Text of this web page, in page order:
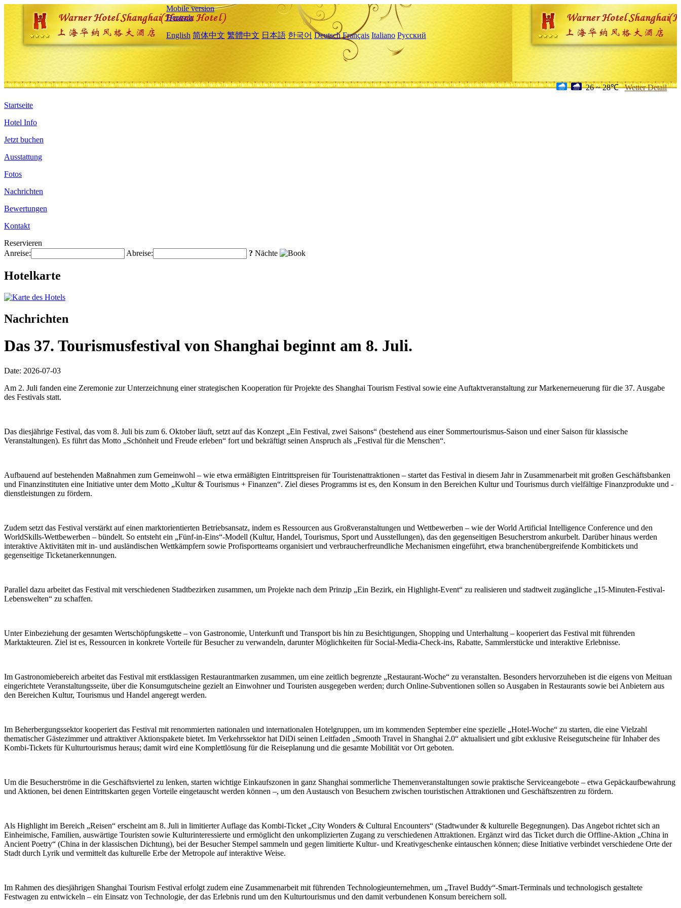
Mobile version
Deutsch
English 简体中文 繁體中文 日本語 한국어 Deutsch Français Italiano Русский
26 ~ 28℃ Wetter Detail
Startseite
Hotel Info
Jetzt buchen
Ausstattung
Fotos
Nachrichten
Bewertungen
Kontakt
Reservieren
Anreise:
Abreise: ? Nächte
Hotelkarte
Nachrichten
Das 37. Tourismusfestival von Shanghai beginnt am 8. Juli.
Date: 2026-07-03
Am 2. Juli fanden eine Zeremonie zur Unterzeichnung einer strategischen Kooperation für Projekte des Shanghai Tourism Festival sowie eine Auftaktveranstaltung zur Markenerneuerung für die 37. Ausgabe
des Festivals statt.
Das diesjährige Festival, das vom 8. Juli bis zum 6. Oktober läuft, setzt auf das Konzept „Ein Festival, zwei Saisons“ (bestehend aus einer Sommertourismus-Saison und einer Saison für klassische
Veranstaltungen). Es führt das Motto „Schönheit und Freude erleben“ fort und bekräftigt seinen Anspruch als „Festival für die Menschen“.
Aufbauend auf bestehenden Maßnahmen zum Gemeinwohl – wie etwa ermäßigten Eintrittspreisen für Touristenattraktionen – startet das Festival in diesem Jahr in Zusammenarbeit mit großen Geschäftsbanken
und Finanzinstituten eine Initiative unter dem Motto „Kultur & Tourismus + Finanzen“. Ziel dieses Programms ist es, den Konsum in den Bereichen Kultur und Tourismus durch vielfältige Finanzprodukte und -
dienstleistungen zu fördern.
Zudem setzt das Festival verstärkt auf einen marktorientierten Betriebsansatz, indem es Ressourcen aus Großveranstaltungen und Wettbewerben – wie der World Artificial Intelligence Conference und den
WorldSkills-Wettbewerben – bündelt. So entsteht ein „Fünf-in-Eins“-Modell (Kultur, Handel, Tourismus, Sport und Ausstellungen), das den gegenseitigen Besucherstrom ankurbelt. Darüber hinaus werden
interaktive Aktivitäten mit in- und ausländischen Wettkämpfern sowie Profisportteams organisiert und verbraucherfreundliche Mechanismen eingeführt, etwa branchenübergreifende Kombitickets und
gegenseitige Ticketanerkennungen.
Parallel dazu arbeitet das Festival mit verschiedenen Stadtbezirken zusammen, um Projekte nach dem Prinzip „Ein Bezirk, ein Highlight-Event“ zu realisieren und stadtweit zugängliche „15-Minuten-Festival-
Lebenswelten“ zu schaffen.
Unter Einbeziehung der gesamten Wertschöpfungskette – von Gastronomie, Unterkunft und Transport bis hin zu Besichtigungen, Shopping und Unterhaltung – kooperiert das Festival mit führenden
Marktakteuren. Ziel ist es, Ressourcen in konkrete Vorteile für Besucher zu verwandeln, darunter Möglichkeiten für Social-Media-Check-ins, Rabatte, Sammlerstücke und interaktive Erlebnisse.
Im Gastronomiebereich arbeitet das Festival mit erstklassigen Restaurantmarken zusammen, um eine zeitlich begrenzte „Restaurant-Woche“ zu veranstalten. Besonders hervorzuheben ist die eigens von Meituan
eingerichtete Veranstaltungsseite, über die Konsumgutscheine gezielt an Einwohner und Touristen ausgegeben werden; durch Online-Subventionen sollen so Ausgaben in Restaurants sowie bei Anbietern aus
den Bereichen Kultur, Tourismus und Handel angeregt werden.
Im Beherbergungssektor kooperiert das Festival mit renommierten nationalen und internationalen Hotelgruppen, um im kommenden September eine spezielle „Hotel-Woche“ zu starten, die eine Vielzahl
thematischer Gästezimmer und attraktiver Aktionspakete bietet. Im Verkehrssektor hat DiDi seinen Leitfaden „Smooth Travel in Shanghai 2.0“ aktualisiert und gibt exklusive Reisegutscheine für Inhaber des
Kombi-Tickets für Kulturtourismus heraus; damit wird eine Komplettlösung für die Reiseplanung und die gesamte Mobilität vor Ort geboten.
Um die Besucherströme in die Geschäftsviertel zu lenken, starten wichtige Einkaufszonen in ganz Shanghai sommerliche Themenveranstaltungen sowie praktische Serviceangebote – etwa Gepäckaufbewahrung
und Aktionen, bei denen Eintrittskarten gegen Vorteile eingetauscht werden können –, um den Austausch von Besuchern zwischen touristischen Attraktionen und Geschäftszentren zu fördern.
Als Highlight im Bereich „Reisen“ erscheint am 8. Juli in limitierter Auflage das Kombi-Ticket „City Wonders & Cultural Encounters“ (Stadtwunder & kulturelle Begegnungen). Das Angebot richtet sich an
Einheimische, Familien, auswärtige Touristen sowie Kulturinteressierte und ermöglicht den unkomplizierten Zugang zu verschiedenen Attraktionen. Ergänzt wird das Ticket durch die Offline-Aktion „China in
Ancient Poetry“ (China in der klassischen Dichtung), bei der Besucher Stempel sammeln und gegen limitierte Kultur- und Kreativgeschenke eintauschen können; diese Initiative verbindet verschiedene Orte der
Stadt durch Lyrik und vermittelt das kulturelle Erbe der Metropole auf interaktive Weise.
Im Rahmen des diesjährigen Shanghai Tourism Festival erfolgt zudem eine Zusammenarbeit mit führenden Technologieunternehmen, um „Travel Buddy“-Smart-Terminals und technologisch gestaltete
Festwagen zu entwickeln – ein Einsatz von Technologie, der das Erlebnis rund um den Kulturtourismus und den damit verbundenen Konsum bereichern soll.